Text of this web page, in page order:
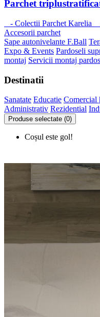
Parchet
- Colectii Parchet Karelia
Accesorii parchet
Sape autonivelante F.Ball
Expo & Events Pardoseli
montaj Servicii montaj
Destinatii
Sanatate Educatie Comercial
Administrativ Rezidential
Produse selectate (0)
Coșul este gol!